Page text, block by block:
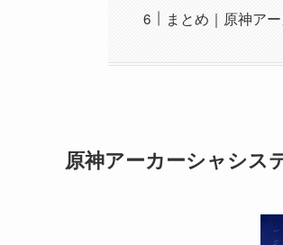
まとめ｜原神ア
原神アーカーシャシス